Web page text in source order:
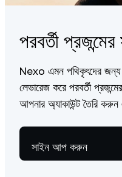
পরবর্তী
Nexo এমন পথিকৃৎদের জন্য
লেভারেজ করে পরবর্তী
আপনার অ্যাকাউন্ট তৈরি
সাইন আপ করুন